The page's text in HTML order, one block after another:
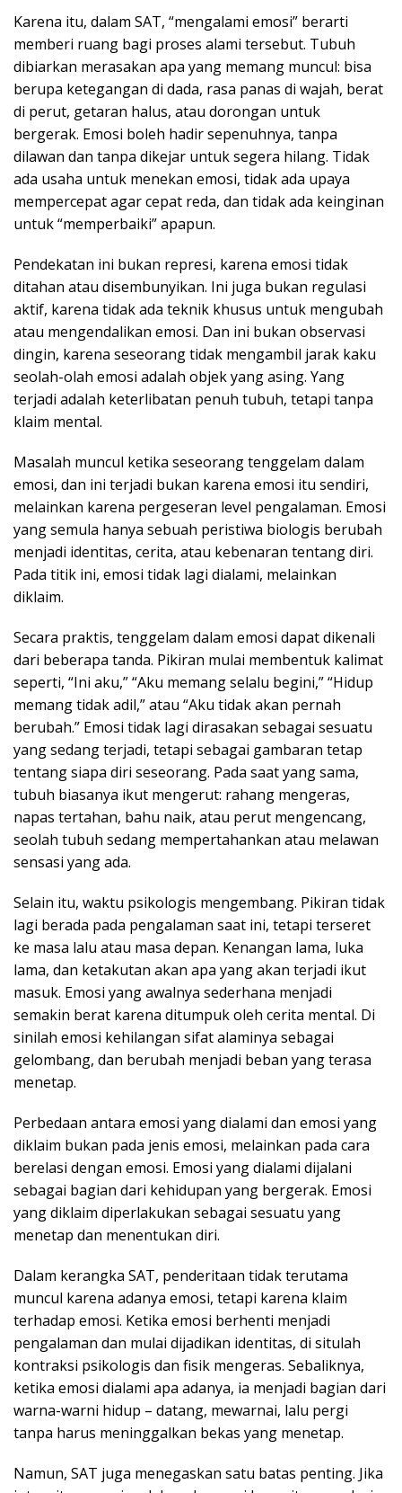
Karena itu, dalam SAT, “mengalami emosi” berarti
memberi ruang bagi proses alami tersebut. Tubuh
dibiarkan merasakan apa yang memang muncul: bisa
berupa ketegangan di dada, rasa panas di wajah, berat
di perut, getaran halus, atau dorongan untuk
bergerak. Emosi boleh hadir sepenuhnya, tanpa
dilawan dan tanpa dikejar untuk segera hilang. Tidak
ada usaha untuk menekan emosi, tidak ada upaya
mempercepat agar cepat reda, dan tidak ada keinginan
untuk “memperbaiki” apapun.
Pendekatan ini bukan represi, karena emosi tidak
ditahan atau disembunyikan. Ini juga bukan regulasi
aktif, karena tidak ada teknik khusus untuk mengubah
atau mengendalikan emosi. Dan ini bukan observasi
dingin, karena seseorang tidak mengambil jarak kaku
seolah-olah emosi adalah objek yang asing. Yang
terjadi adalah keterlibatan penuh tubuh, tetapi tanpa
klaim mental.
Masalah muncul ketika seseorang tenggelam dalam
emosi, dan ini terjadi bukan karena emosi itu sendiri,
melainkan karena pergeseran level pengalaman. Emosi
yang semula hanya sebuah peristiwa biologis berubah
menjadi identitas, cerita, atau kebenaran tentang diri.
Pada titik ini, emosi tidak lagi dialami, melainkan
diklaim.
Secara praktis, tenggelam dalam emosi dapat dikenali
dari beberapa tanda. Pikiran mulai membentuk kalimat
seperti, “Ini aku,” “Aku memang selalu begini,” “Hidup
memang tidak adil,” atau “Aku tidak akan pernah
berubah.” Emosi tidak lagi dirasakan sebagai sesuatu
yang sedang terjadi, tetapi sebagai gambaran tetap
tentang siapa diri seseorang. Pada saat yang sama,
tubuh biasanya ikut mengerut: rahang mengeras,
napas tertahan, bahu naik, atau perut mengencang,
seolah tubuh sedang mempertahankan atau melawan
sensasi yang ada.
Selain itu, waktu psikologis mengembang. Pikiran tidak
lagi berada pada pengalaman saat ini, tetapi terseret
ke masa lalu atau masa depan. Kenangan lama, luka
lama, dan ketakutan akan apa yang akan terjadi ikut
masuk. Emosi yang awalnya sederhana menjadi
semakin berat karena ditumpuk oleh cerita mental. Di
sinilah emosi kehilangan sifat alaminya sebagai
gelombang, dan berubah menjadi beban yang terasa
menetap.
Perbedaan antara emosi yang dialami dan emosi yang
diklaim bukan pada jenis emosi, melainkan pada cara
berelasi dengan emosi. Emosi yang dialami dijalani
sebagai bagian dari kehidupan yang bergerak. Emosi
yang diklaim diperlakukan sebagai sesuatu yang
menetap dan menentukan diri.
Dalam kerangka SAT, penderitaan tidak terutama
muncul karena adanya emosi, tetapi karena klaim
terhadap emosi. Ketika emosi berhenti menjadi
pengalaman dan mulai dijadikan identitas, di situlah
kontraksi psikologis dan fisik mengeras. Sebaliknya,
ketika emosi dialami apa adanya, ia menjadi bagian dari
warna-warni hidup – datang, mewarnai, lalu pergi
tanpa harus meninggalkan bekas yang menetap.
Namun, SAT juga menegaskan satu batas penting. Jika